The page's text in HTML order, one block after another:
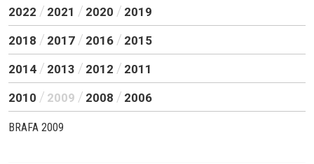
2022 2021 2020 2019
2018 2017 2016 2015
2014 2013 2012 2011
2010 2009 2008 2006
BRAFA 2009